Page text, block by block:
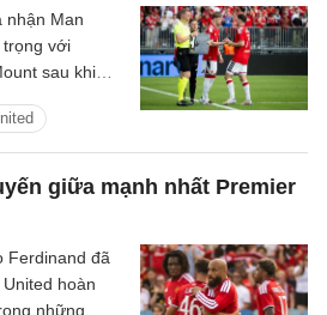
nhận Man
trọng với
sau khi
hòa 1-1 với
giữa mạnh nhất Premier
Ferdinand đã
hoàn
những